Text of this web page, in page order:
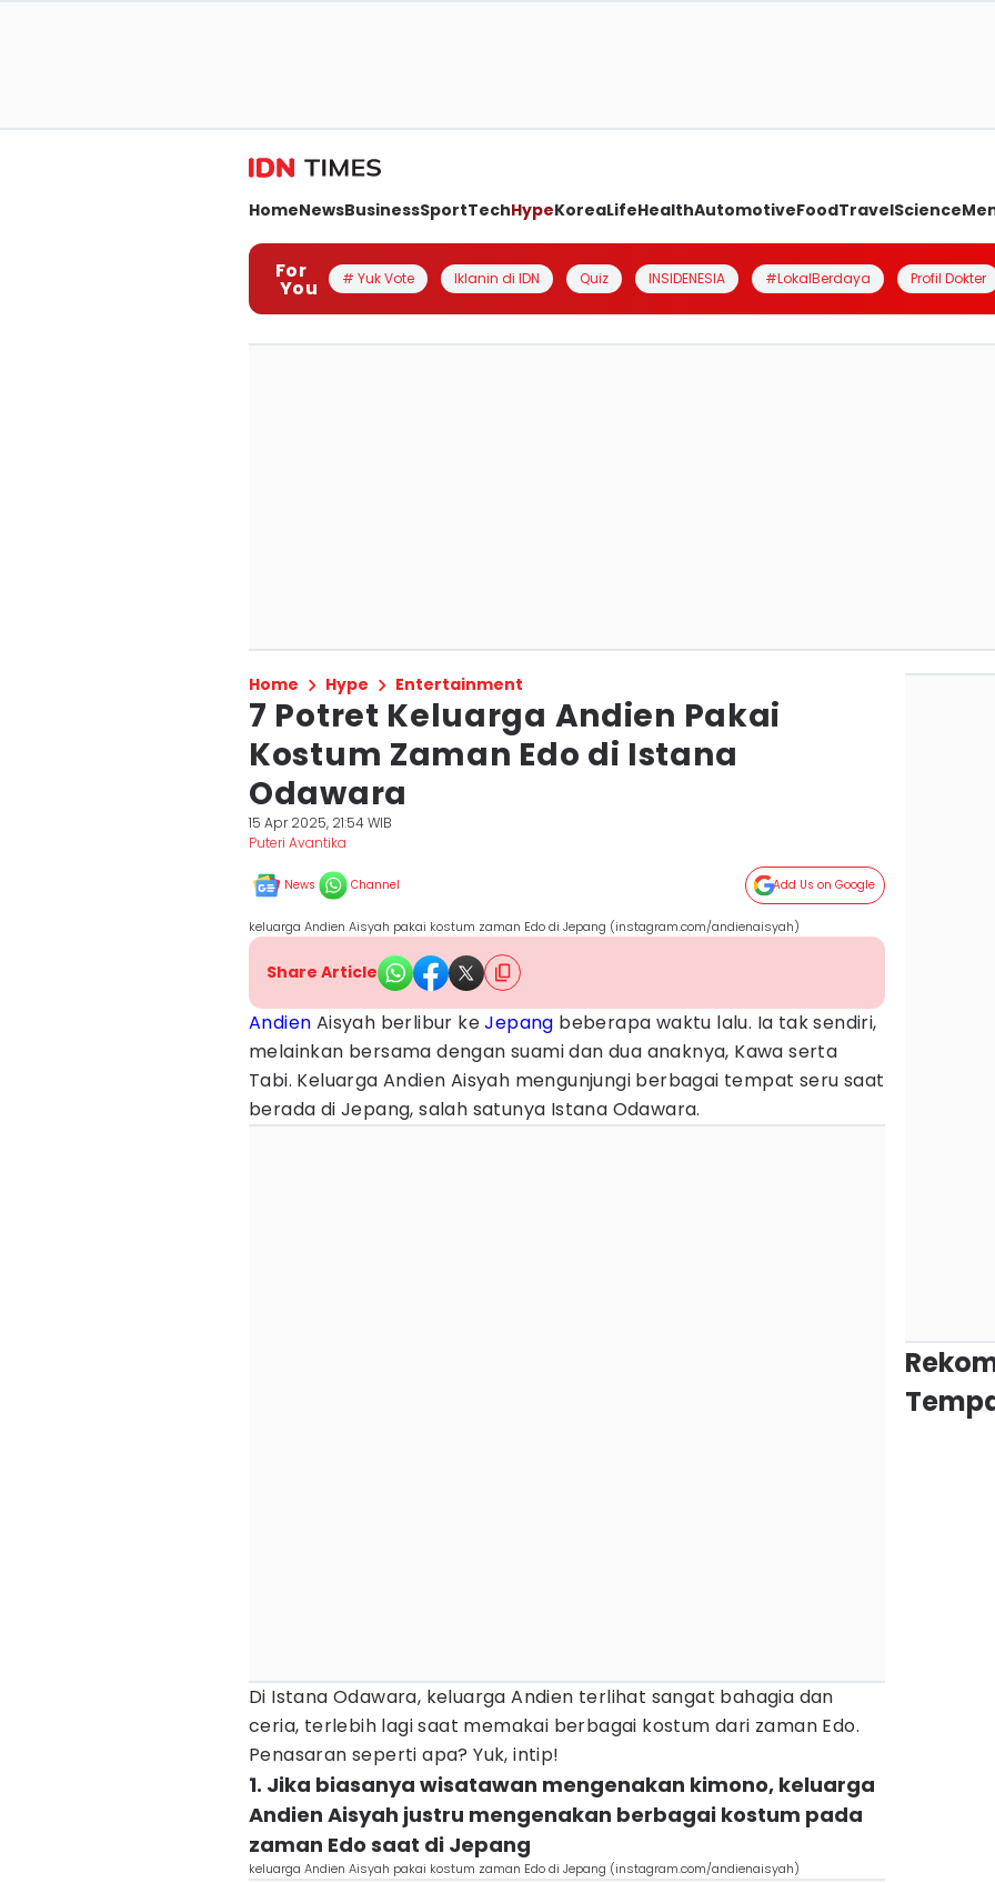
HomeNewsBusinessSportTechHypeKoreaLifeHealthAutomotiveFoodTravelScience
For
You # Yuk Vote Iklanin di IDN Quiz INSIDENESIA #LokalBerdaya Profil Dokter
Home Hype Entertainment
7 Potret Keluarga Andien Pakai
Kostum Zaman Edo di Istana
Odawara
15 Apr 2025, 21:54 WIB
Puteri Avantika
News Channel Add Us on Google
keluarga Andien Aisyah pakai kostum zaman Edo di Jepang (instagram.com/andienaisyah)
Share Article
Andien Aisyah berlibur keJepang beberapa waktu lalu. Ia tak sendiri,
melainkan bersama dengan suami dan dua anaknya, Kawa serta
Tabi. Keluarga Andien Aisyah mengunjungi berbagai tempat seru saat
berada di Jepang, salah satunya Istana Odawara.
Di Istana Odawara, keluarga Andien terlihat sangat bahagia dan
ceria, terlebih lagi saat memakai berbagai kostum dari zaman Edo.
Penasaran seperti apa? Yuk, intip!
1. Jika biasanya wisatawan mengenakan kimono, keluarga
Andien Aisyah justru mengenakan berbagai kostum pada
zaman Edo saat di Jepang
keluarga Andien Aisyah pakai kostum zaman Edo di Jepang (instagram.com/andienaisyah)